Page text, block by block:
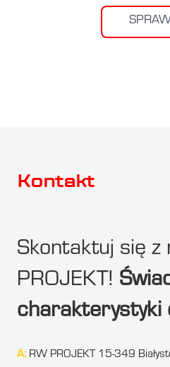
Kontakt
Skontaktuj się z
PROJEKT!
charakterystyki
A: RW PROJEKT 15-349